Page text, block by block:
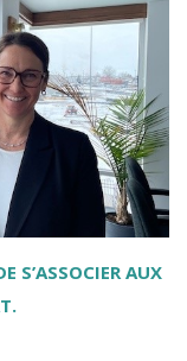
S’ASSOCIER AUX